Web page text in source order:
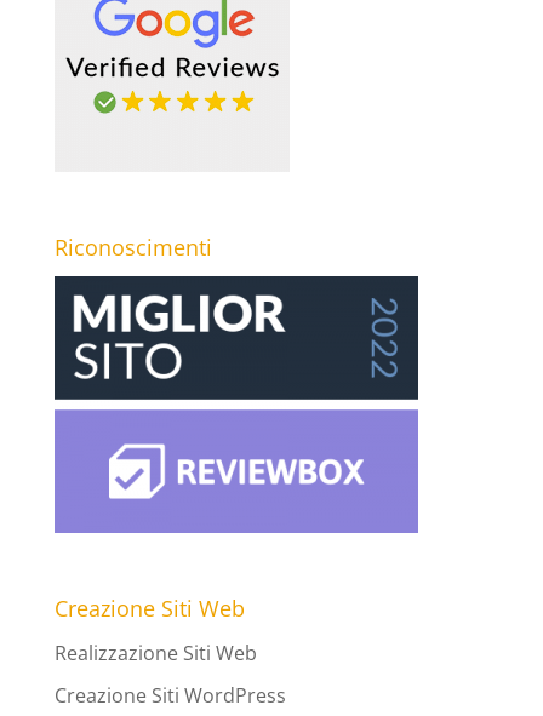
Riconoscimenti
Creazione Siti Web
Realizzazione Siti Web
Creazione Siti WordPress